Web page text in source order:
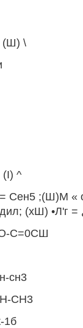
(Ш) \
^
Сен5 ;(Ш)М «
(хШ) •Л'г =
С=0СШ
сн3
СН3
1б